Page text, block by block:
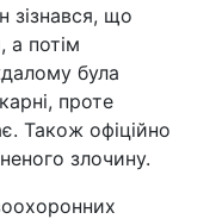
зізнався, що
а потім
була
проте
Також офіційно
злочину.